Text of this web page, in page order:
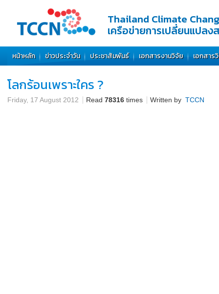
Thailand Climate
เครือข่ายการเปลี่ยนแปลง
หน้าหลัก ข่าวประจำวัน ประชาสัมพันธ์ เอกสารงานวิจัย เอกสาร
โลกร้อนเพราะใคร ?
Friday, 17 August 2012 Read 78316 times Written by TCCN